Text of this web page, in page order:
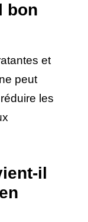
bon
et
peut
les
il